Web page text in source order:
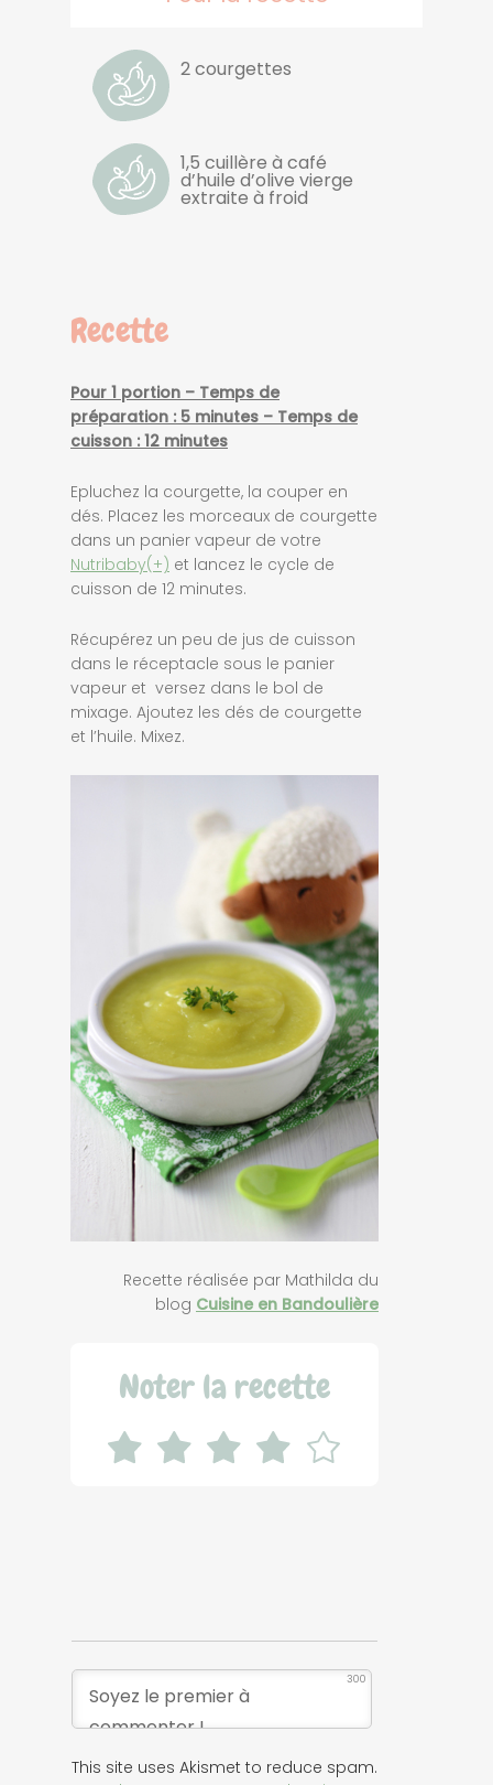
2 courgettes
1,5 cuillère à café
d’huile d’olive vierge
extraite à froid
Recette
Pour 1 portion – Temps de
préparation : 5 minutes – Temps de
cuisson : 12 minutes
Epluchez la courgette, la couper en
dés. Placez les morceaux de courgette
dans un panier vapeur de votre
Nutribaby(+) et lancez le cycle de
cuisson de 12 minutes.
Récupérez un peu de jus de cuisson
dans le réceptacle sous le panier
vapeur et versez dans le bol de
mixage. Ajoutez les dés de courgette
et l’huile. Mixez.
Recette réalisée par Mathilda du
blog Cuisine en Bandoulière
Noter la recette
300
This site uses Akismet to reduce spam.